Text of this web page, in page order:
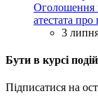
Оголошення
атестата
3
Бути в курсі подій
Підписатися на